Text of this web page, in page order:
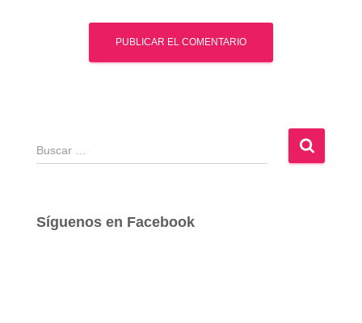
B
u
a
Síguenos en Facebook